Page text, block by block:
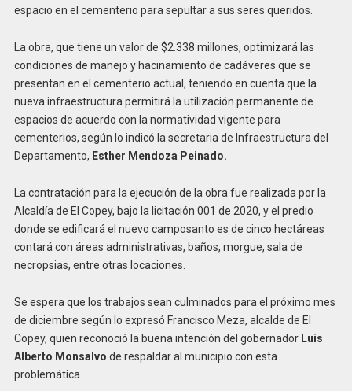
espacio en el cementerio para sepultar a sus seres queridos.
La obra, que tiene un valor de $2.338 millones, optimizará las
condiciones de manejo y hacinamiento de cadáveres que se
presentan en el cementerio actual, teniendo en cuenta que la
nueva infraestructura permitirá la utilización permanente de
espacios de acuerdo con la normatividad vigente para
cementerios, según lo indicó la secretaria de Infraestructura del
Departamento, Esther Mendoza Peinado.
La contratación para la ejecución de la obra fue realizada por la
Alcaldía de El Copey, bajo la licitación 001 de 2020, y el predio
donde se edificará el nuevo camposanto es de cinco hectáreas
contará con áreas administrativas, baños, morgue, sala de
necropsias, entre otras locaciones.
Se espera que los trabajos sean culminados para el próximo mes
de diciembre según lo expresó Francisco Meza, alcalde de El
Copey, quien reconoció la buena intención del gobernador Luis
Alberto Monsalvo de respaldar al municipio con esta
problemática.